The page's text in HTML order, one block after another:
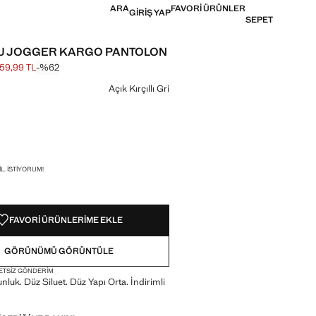
ARAGIRIŞ YAPFAVORI ÜRÜNLER
SEPET
JOGGER KARGO PANTOLON
[1.199,99 TL ]
TL ]
TL-%62
Açık Kırçıllı Gri
İSTIYORUM!
FAVORI ÜRÜNLERIME EKLE
GÖRÜNÜMÜ GÖRÜNTÜLE
GÖNDERIM
Düz Siluet. Düz Yapı Orta. İndirimli